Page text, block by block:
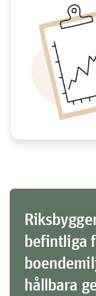
Är du intresserad
Fyll i
befintliga
hållbara